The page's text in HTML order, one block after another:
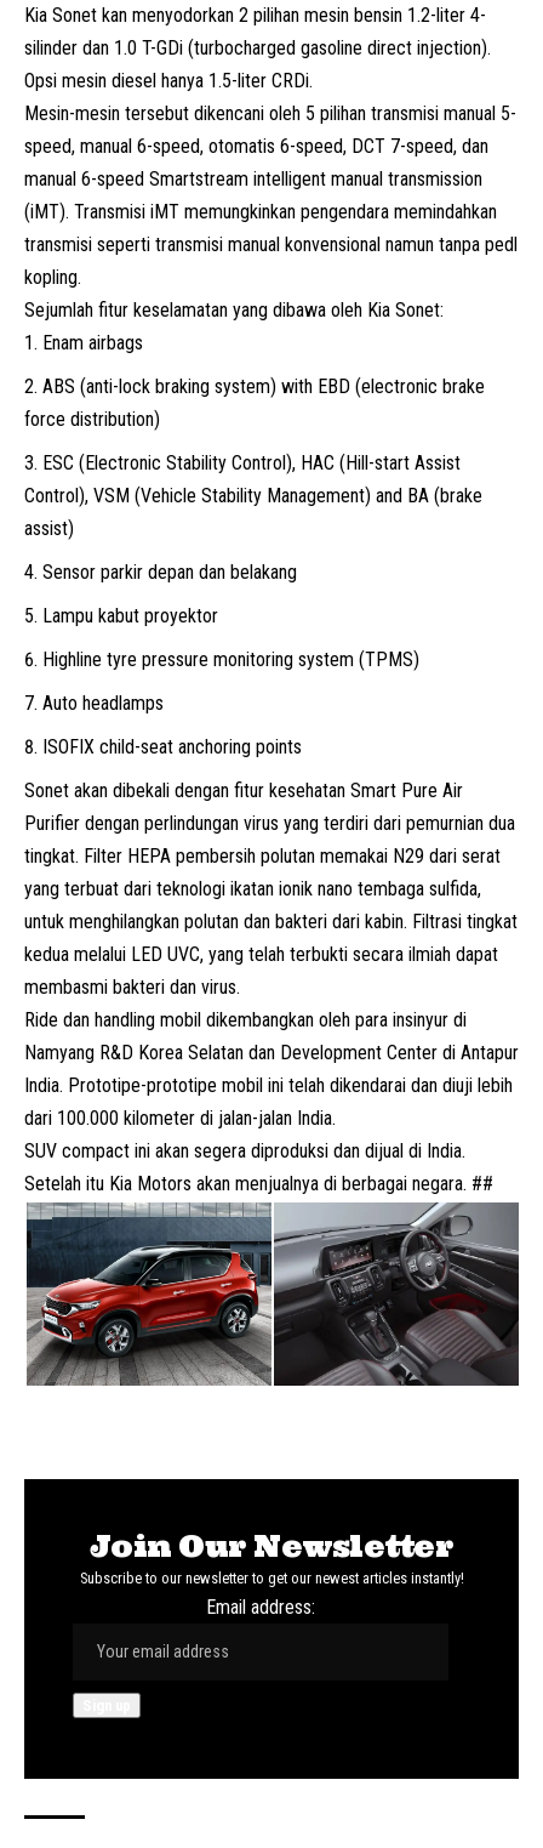
Kia Sonet kan menyodorkan 2 pilihan mesin bensin 1.2-liter 4-
silinder dan 1.0 T-GDi (turbocharged gasoline direct injection).
Opsi mesin diesel hanya 1.5-liter CRDi.
Mesin-mesin tersebut dikencani oleh 5 pilihan transmisi manual 5-
speed, manual 6-speed, otomatis 6-speed, DCT 7-speed, dan
manual 6-speed Smartstream intelligent manual transmission
(iMT). Transmisi iMT memungkinkan pengendara memindahkan
transmisi seperti transmisi manual konvensional namun tanpa pedl
kopling.
Sejumlah fitur keselamatan yang dibawa oleh Kia Sonet:
Enam airbags
ABS (anti-lock braking system) with EBD (electronic brake
force distribution)
ESC (Electronic Stability Control), HAC (Hill-start Assist
Control), VSM (Vehicle Stability Management) and BA (brake
assist)
Sensor parkir depan dan belakang
Lampu kabut proyektor
Highline tyre pressure monitoring system (TPMS)
Auto headlamps
ISOFIX child-seat anchoring points
Sonet akan dibekali dengan fitur kesehatan Smart Pure Air
Purifier dengan perlindungan virus yang terdiri dari pemurnian dua
tingkat. Filter HEPA pembersih polutan memakai N29 dari serat
yang terbuat dari teknologi ikatan ionik nano tembaga sulfida,
untuk menghilangkan polutan dan bakteri dari kabin. Filtrasi tingkat
kedua melalui LED UVC, yang telah terbukti secara ilmiah dapat
membasmi bakteri dan virus.
Ride dan handling mobil dikembangkan oleh para insinyur di
Namyang R&D Korea Selatan dan Development Center di Antapur
India. Prototipe-prototipe mobil ini telah dikendarai dan diuji lebih
dari 100.000 kilometer di jalan-jalan India.
SUV compact ini akan segera diproduksi dan dijual di India.
Setelah itu Kia Motors akan menjualnya di berbagai negara. ##
Join Our Newsletter
Subscribe to our newsletter to get our newest articles instantly!
Email address: